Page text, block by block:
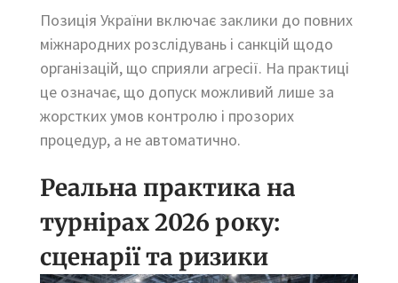
Позиція України включає заклики до повних
міжнародних розслідувань і санкцій щодо
організацій, що сприяли агресії. На практиці
це означає, що допуск можливий лише за
жорстких умов контролю і прозорих
процедур, а не автоматично.
Реальна практика на
турнірах 2026 року:
сценарії та ризики